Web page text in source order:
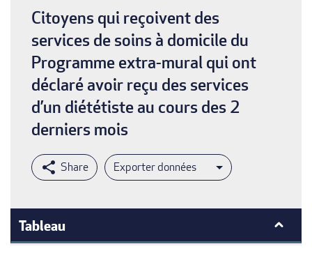
d'Ariane
Citoyens qui reçoivent des
services de soins à domicile du
Programme extra-mural qui ont
déclaré avoir reçu des services
d’un diététiste au cours des 2
derniers mois
Exporter données
Tableau